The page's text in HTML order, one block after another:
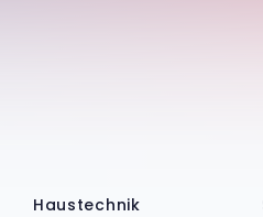
Haustechnik